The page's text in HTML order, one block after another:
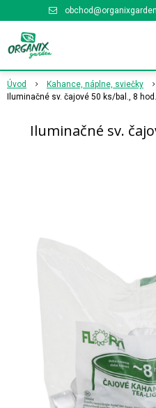
Úvod Kahance, náplne, sviečky
Iluminačné sv. čajové 50 ks/bal., 8 hod.
Iluminačné sv.